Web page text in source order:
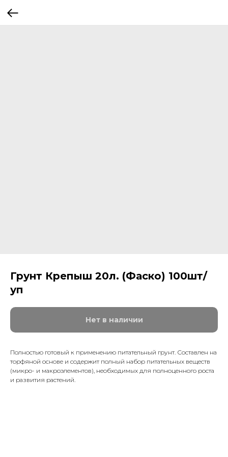
Грунт Крепыш 20л. (Фаско) 100шт/
уп
Нет в наличии
Полностью готовый к применению питательный грунт. Составлен на
торфяной основе и содержит полный набор питательных веществ
(микро- и макроэлементов), необходимых для полноценного роста
и развития растений.